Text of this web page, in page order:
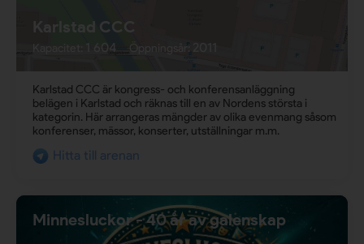
Karlstad CCC
1 604 Öppningsår:
Karlstad CCC är kongress- och konferensanläggning
belägen i Karlstad och räknas till en av Nordens största i
kategorin. Här arrangeras mängder av olika evenmang såsom
konferenser, mässor, konserter, utställningar m.m.
Hitta till arenan
Minnesluckor - 40 år av galenskap